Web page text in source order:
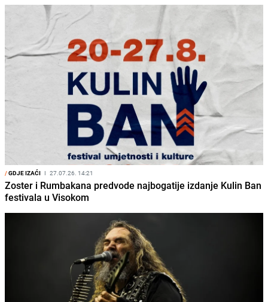
/GDJE IZAĆI I 27.07.26. 14:21
Zoster i Rumbakana predvode najbogatije izdanje Kulin Ban
festivala u Visokom